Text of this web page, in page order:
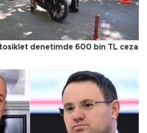
denetimde 600 bin TL ceza